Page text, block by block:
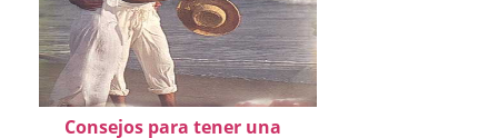
Consejos para tener una